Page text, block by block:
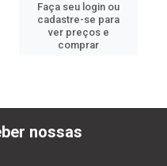
Faça seu login ou
cadastre-se para
ver preços e
comprar
nossas